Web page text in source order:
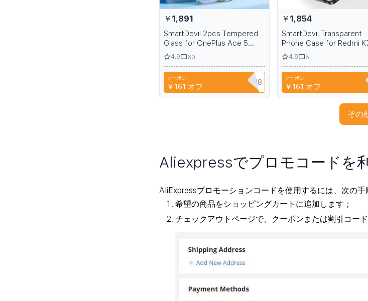
￥1,891
SmartDevil 2pcs Tempered
Glass for OnePlus Ace 5
5Pro 2V 3V HD Screen
Protector Fingerprint
Protection Blue Light
Protection
4.9 60
クーポン
￥161 オフ CYPQ3XAVLEH8
￥1,854
SmartDevil Transparent
Phone Case for Redmi
Pro K70 Anti-Fall Clear
Silicone Shockproof
Cases for Redmi K70E
4.8 5
クーポン
￥161 オフ
その
Aliexpressでプロモコードを
AliExpressプロモーションコードを使用するには、次の手
希望の商品をショッピングカートに追加します；
チェックアウトページで、クーポンまたは割引コー